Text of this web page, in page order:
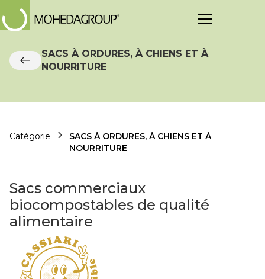
SACS À ORDURES, À CHIENS ET À
NOURRITURE
Catégorie
SACS À ORDURES, À CHIENS ET À
NOURRITURE
Sacs commerciaux
biocompostables de qualité
alimentaire